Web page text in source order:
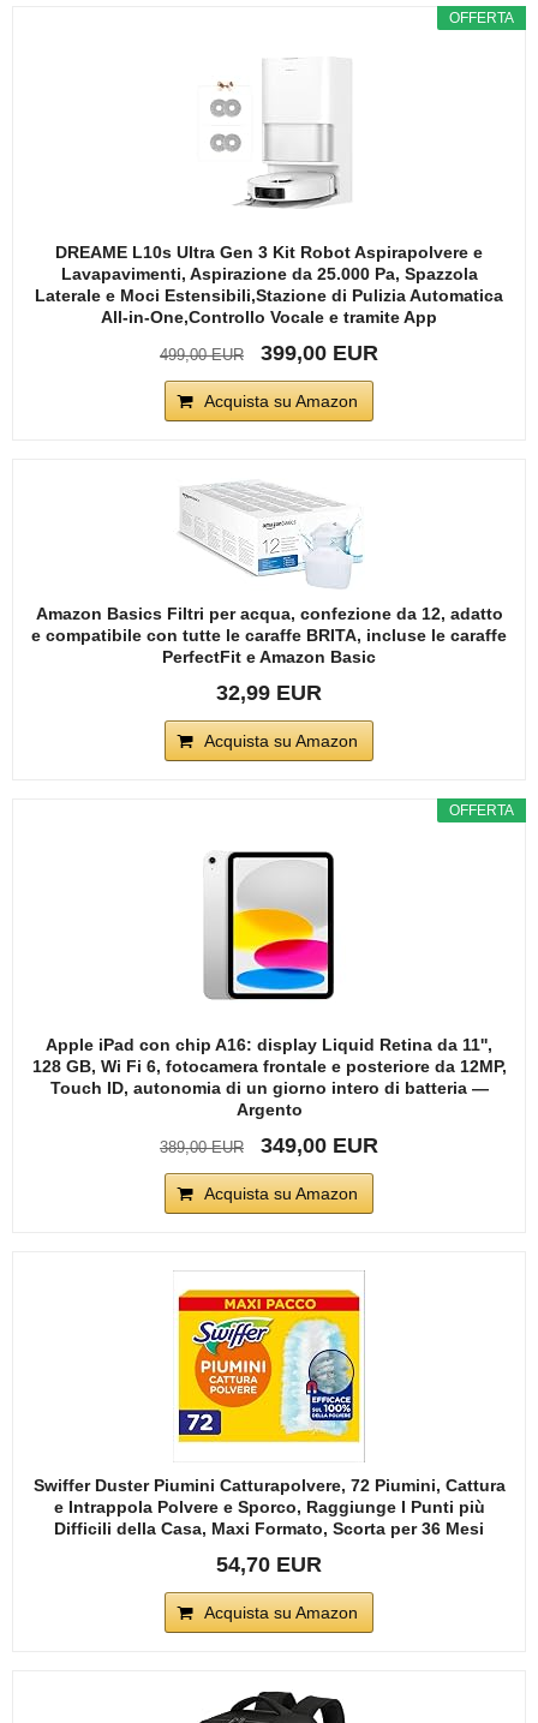
OFFERTA
DREAME L10s Ultra Gen 3 Kit Robot Aspirapolvere e
Lavapavimenti, Aspirazione da 25.000 Pa, Spazzola
Laterale e Moci Estensibili,Stazione di Pulizia Automatica
All-in-One,Controllo Vocale e tramite App
499,00 EUR 399,00 EUR
Acquista su Amazon
Amazon Basics Filtri per acqua, confezione da 12, adatto
e compatibile con tutte le caraffe BRITA, incluse le caraffe
PerfectFit e Amazon Basic
32,99 EUR
Acquista su Amazon
OFFERTA
Apple iPad con chip A16: display Liquid Retina da 11'',
128 GB, Wi Fi 6, fotocamera frontale e posteriore da 12MP,
Touch ID, autonomia di un giorno intero di batteria —
Argento
389,00 EUR 349,00 EUR
Acquista su Amazon
Swiffer Duster Piumini Catturapolvere, 72 Piumini, Cattura
e Intrappola Polvere e Sporco, Raggiunge I Punti più
Difficili della Casa, Maxi Formato, Scorta per 36 Mesi
54,70 EUR
Acquista su Amazon